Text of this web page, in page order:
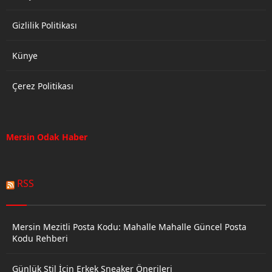
Gizlilik Politikası
Künye
Çerez Politikası
Mersin Odak Haber
RSS
Mersin Mezitli Posta Kodu: Mahalle Mahalle Güncel Posta
Kodu Rehberi
Günlük Stil İçin Erkek Sneaker Önerileri